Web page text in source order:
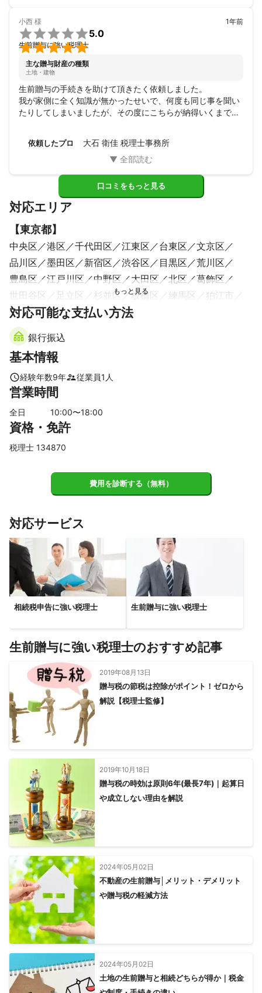
小西 様


5.0
生前贈与に強い税理士
1年前
主な贈与財産の種類
土地・建物
生前贈与の手続きを助けて頂きたく依頼しました。
我が家側に全く知識が無かったせいで、何度も同じ事を聞い
たりしてしまいましたが、その度にこちらが納得いくまで丁
ったことにも感謝しております。
本当に信頼できる先生だと思いました。
依頼したプロ 大石 衛佳 税理士事務所
口コミをもっと見る
対応エリア
【東京都】
中央区 港区 千代田区 江東区 台東区
文京区
品川区
墨田区 新宿区 渋谷区 目黒区
荒川区
豊島区
江戸川区 中野区 大田区 北区
葛飾区
世田谷区
足立区 杉並区 板橋区 練馬区
狛江市
三鷹市
調布市 武蔵野市 西東京市
東久留米市
国分寺市
東村山市
日野市
立川市
福生市
羽村市 八王子市
【千葉県】
浦安市 市川市 松戸市
流山市
白井市
千葉市
四街道市
埼玉県】
三郷市
朝霞市
富士見市
三芳町 さいたま市 松伏町
ふじみ野市
春日部市 上尾市 川越市
蓮田市
伊奈町 入間市 宮代町 杉戸町
桶川市
川島町 幸手市 鶴ヶ島市 北本市
坂戸市
久喜市
守谷市 取手市 利根町 つくばみらい市
坂東市
常総市
龍ケ崎市 境町 五霞町
神奈川県】
川崎市 横浜市 大和市 座間市 綾瀬市
海老名市
鎌倉市
藤沢市 逗子市 愛川町 横須賀市
相模原市
寒川町
対応可能な支払い方法
銀行振込
基本情報
経験年数9年 従業員1 人
営業時間
全日 10:00〜18:00
資格・免許
税理士 134870
費用を診断する（無料）
対応サービス
相続税申告に強い税理士 生前贈与に強い税理士
生前贈与に強い税理士のおすすめ記事
2019年08月13日
贈与税の節税は控除がポイント！ゼロから
解説【税理士監修】
2019年10月18日
贈与税の時効は原則6年(最長7年)｜起算日
や成立しない理由を解説
2024年05月02日
不動産の生前贈与│メリット・デメリット
や贈与税の軽減方法
2024年05月02日
土地の生前贈与と相続どちらが得か｜税金